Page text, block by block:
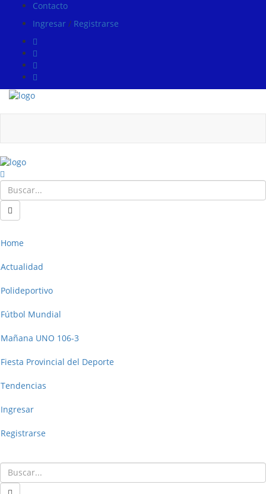
Contacto
Ingresar / Registrarse
Home
Actualidad
Polideportivo
Fútbol Mundial
Mañana UNO 106-3
Fiesta Provincial del Deporte
Tendencias
Ingresar
Registrarse